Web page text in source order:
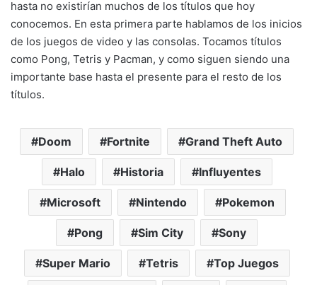
hasta no existirían muchos de los títulos que hoy
conocemos. En esta primera parte hablamos de los inicios
de los juegos de video y las consolas. Tocamos títulos
como Pong, Tetris y Pacman, y como siguen siendo una
importante base hasta el presente para el resto de los
títulos.
Doom Fortnite Grand Theft Auto
Halo Historia Influyentes
Microsoft Nintendo Pokemon
Pong Sim City Sony
Super Mario Tetris Top Juegos